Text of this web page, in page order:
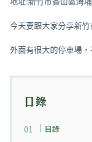
地址:新竹市香山區海
今天要跟大家分享新
外面有很大的停車場
目錄
目錄